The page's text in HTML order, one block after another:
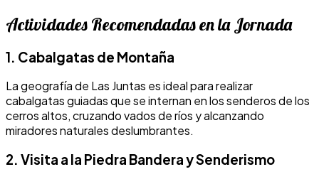
Actividades Recomendadas en la Jornada
1. Cabalgatas de Montaña
La geografía de Las Juntas es ideal para realizar
cabalgatas guiadas que se internan en los senderos de los
cerros altos, cruzando vados de ríos y alcanzando
miradores naturales deslumbrantes.
2. Visita a la Piedra Bandera y Senderismo